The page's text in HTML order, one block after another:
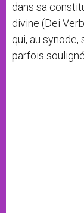
dans sa
divine (Dei
qui, au
parfois